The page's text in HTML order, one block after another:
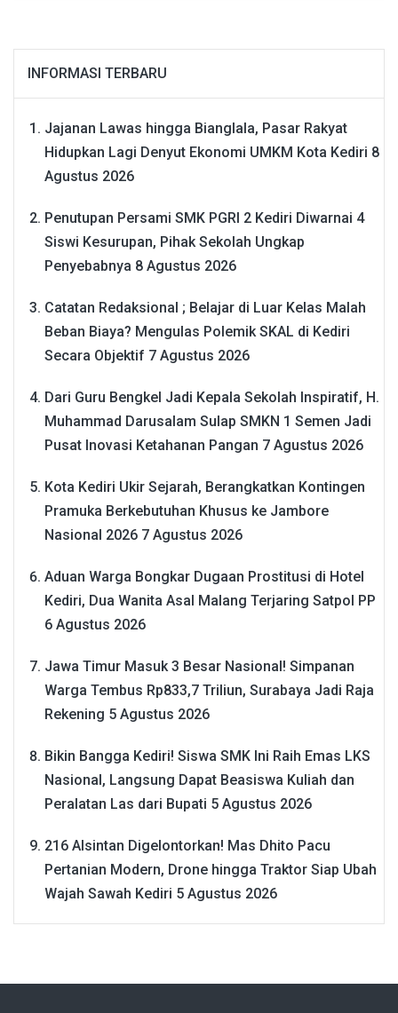
INFORMASI TERBARU
Jajanan Lawas hingga Bianglala, Pasar Rakyat
Hidupkan Lagi Denyut Ekonomi UMKM Kota Kediri 8
Agustus 2026
Penutupan Persami SMK PGRI 2 Kediri Diwarnai 4
Siswi Kesurupan, Pihak Sekolah Ungkap
Penyebabnya 8 Agustus 2026
Catatan Redaksional ; Belajar di Luar Kelas Malah
Beban Biaya? Mengulas Polemik SKAL di Kediri
Secara Objektif 7 Agustus 2026
Dari Guru Bengkel Jadi Kepala Sekolah Inspiratif, H.
Muhammad Darusalam Sulap SMKN 1 Semen Jadi
Pusat Inovasi Ketahanan Pangan 7 Agustus 2026
Kota Kediri Ukir Sejarah, Berangkatkan Kontingen
Pramuka Berkebutuhan Khusus ke Jambore
Nasional 2026 7 Agustus 2026
Aduan Warga Bongkar Dugaan Prostitusi di Hotel
Kediri, Dua Wanita Asal Malang Terjaring Satpol PP
6 Agustus 2026
Jawa Timur Masuk 3 Besar Nasional! Simpanan
Warga Tembus Rp833,7 Triliun, Surabaya Jadi Raja
Rekening 5 Agustus 2026
Bikin Bangga Kediri! Siswa SMK Ini Raih Emas LKS
Nasional, Langsung Dapat Beasiswa Kuliah dan
Peralatan Las dari Bupati 5 Agustus 2026
216 Alsintan Digelontorkan! Mas Dhito Pacu
Pertanian Modern, Drone hingga Traktor Siap Ubah
Wajah Sawah Kediri 5 Agustus 2026